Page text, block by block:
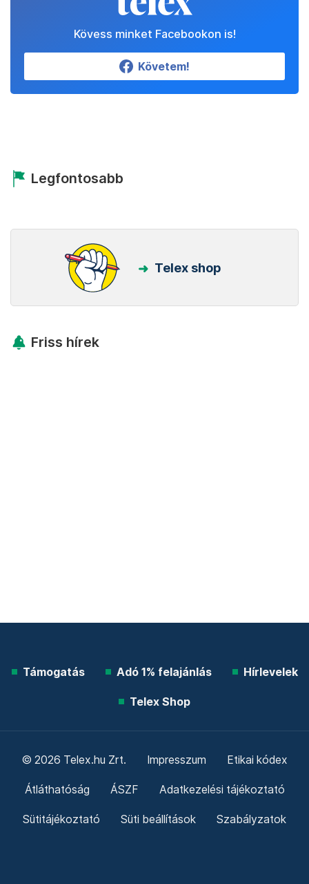
Kövess minket Facebookon is!
Követem!
Legfontosabb
Telex shop
Friss hírek
Támogatás Adó 1% felajánlás Hírlevelek
Telex Shop
© 2026 Telex.hu Zrt. Impresszum Etikai kódex
Átláthatóság ÁSZF Adatkezelési tájékoztató
Sütitájékoztató Süti beállítások Szabályzatok